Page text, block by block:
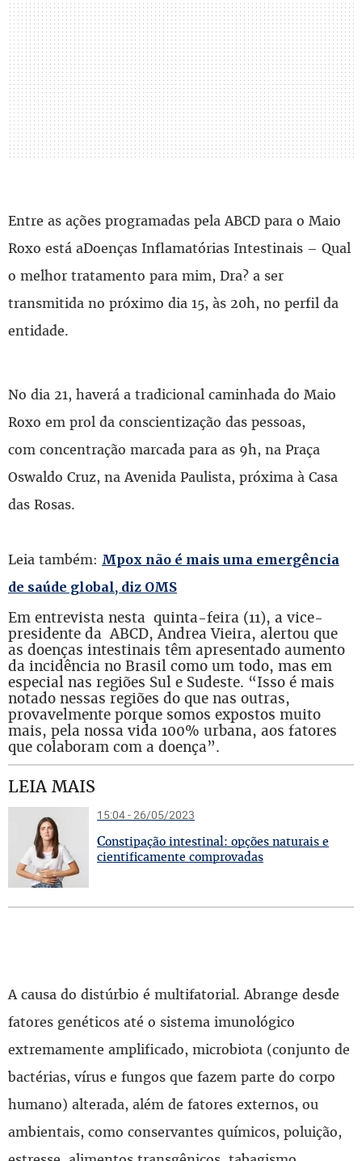
Entre as ações programadas pela ABCD para o Maio
Roxo está aDoenças Inflamatórias Intestinais – Qual
o melhor tratamento para mim, Dra? a ser
transmitida no próximo dia 15, às 20h, no perfil da
entidade.
No dia 21, haverá a tradicional caminhada do Maio
Roxo em prol da conscientização das pessoas,
com concentração marcada para as 9h, na Praça
Oswaldo Cruz, na Avenida Paulista, próxima à Casa
das Rosas.
Leia também: Mpox não é mais uma emergência
de saúde global, diz OMS
Em entrevista nesta quinta-feira (11), a vice-
presidente da ABCD, Andrea Vieira, alertou que
as doenças intestinais têm apresentado aumento
da incidência no Brasil como um todo, mas em
especial nas regiões Sul e Sudeste. “Isso é mais
notado nessas regiões do que nas outras,
provavelmente porque somos expostos muito
mais, pela nossa vida 100% urbana, aos fatores
que colaboram com a doença”.
LEIA MAIS
15:04 - 26/05/2023
Constipação intestinal: opções naturais e
cientificamente comprovadas
A causa do distúrbio é multifatorial. Abrange desde
fatores genéticos até o sistema imunológico
extremamente amplificado, microbiota (conjunto de
bactérias, vírus e fungos que fazem parte do corpo
humano) alterada, além de fatores externos, ou
ambientais, como conservantes químicos, poluição,